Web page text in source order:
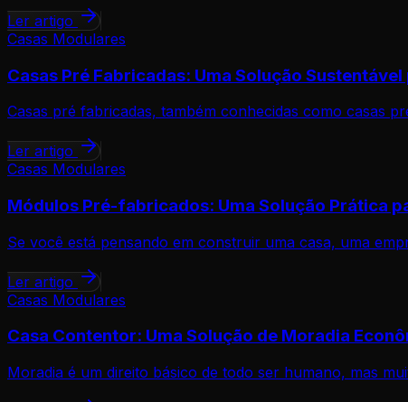
Ler artigo
Casas Modulares
Casas Pré Fabricadas: Uma Solução
Casas pré fabricadas, também conhecidas como casas
Ler artigo
Casas Modulares
Módulos Pré-fabricados: Uma Solução Prática
Se você está pensando em construir uma casa, uma
Ler artigo
Casas Modulares
Casa Contentor: Uma Solução de Moradia
Moradia é um direito básico de todo ser humano, mas